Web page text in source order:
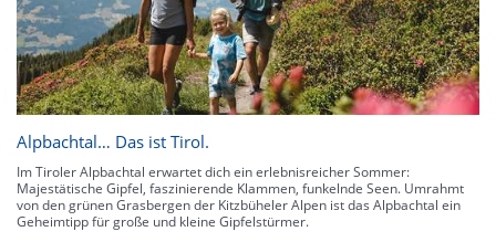
Alpbachtal… Das ist Tirol.
Im Tiroler Alpbachtal erwartet dich ein erlebnisreicher Sommer:
Majestätische Gipfel, faszinierende Klammen, funkelnde Seen. Umrahmt
von den grünen Grasbergen der Kitzbüheler Alpen ist das Alpbachtal ein
Geheimtipp für große und kleine Gipfelstürmer.